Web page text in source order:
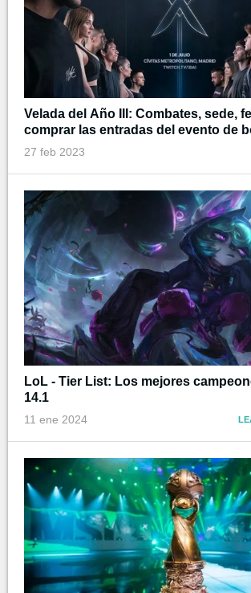
Velada del Año III: Combates, sede,
comprar las entradas del evento de
27 feb 2023
LoL - Tier List: Los mejores
14.1
11 ene 2024